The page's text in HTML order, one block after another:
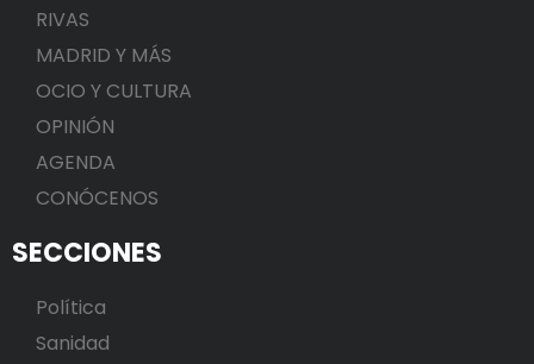
RIVAS
MADRID Y MÁS
OCIO Y CULTURA
OPINIÓN
AGENDA
CONÓCENOS
SECCIONES
Política
Sanidad